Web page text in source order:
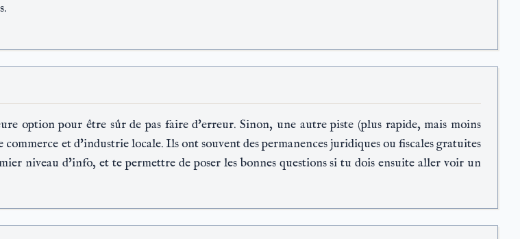
option pour être sûr de pas faire d'erreur. Sinon, une autre piste (plus rapide, mais moins
et d'industrie locale. Ils ont souvent des permanences juridiques ou fiscales gratuites
niveau d'info, et te permettre de poser les bonnes questions si tu dois ensuite aller voir un